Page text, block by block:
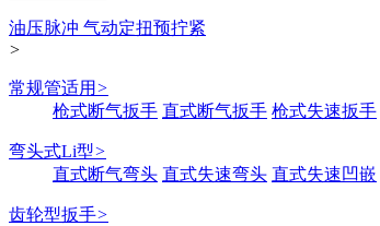
油压脉冲 气动定扭预拧紧
>
常规管适用 >
枪式断气扳手 直式断气扳手 枪式失速扳手
弯头式Li型>
直式断气弯头 直式失速弯头 直式失速凹嵌
齿轮型扳手>